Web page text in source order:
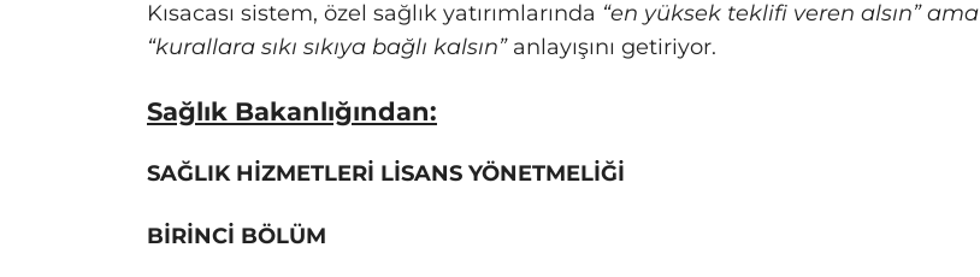
Kısacası sistem, özel sağlık yatırımlarında “en yüksek teklifi veren alsın” ama
“kurallara sıkı sıkıya bağlı kalsın”anlayışını getiriyor.
Sağlık Bakanlığından:
SAĞLIK HİZMETLERİ LİSANS YÖNETMELİĞİ
BİRİNCİ BÖLÜM